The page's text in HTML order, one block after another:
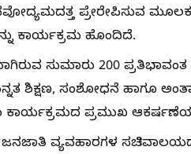
ನವೋದ್ಯಮದತ್ತ ಪ್ರೇರೇಪಿಸುವ
ಕಾರ್ಯಕ್ರಮ ಹೊಂದಿದೆ.
ಸುಮಾರು 200
ಶಿಕ್ಷಣ, ಸಂಶೋಧನೆ ಹಾಗೂ
ಕಾರ್ಯಕ್ರಮದ ಪ್ರಮುಖ
ಜನಜಾತಿ ವ್ಯವಹಾರಗಳ